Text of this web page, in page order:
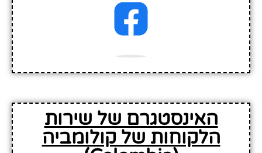
האינסטגרם של שירות
הלקוחות של קולומביה